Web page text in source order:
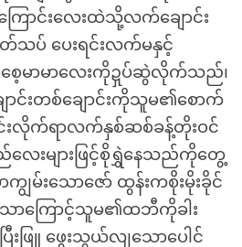
ာင်းလေးထဲသို့လက်ချောင်း
တ်သပ် ပေးရင်းလက်မနှင့်
ေ့မာမာလေးကိုဍှပ်ဆွဲလိုက်သည်၊
င်းတစ်ချောင်းကိုသူမ၏စောက်
က်ရာလက်နှစ်ဆစ်ခန့်တိုးဝင်
လေးများဖြင့်စိုရွှဲနေသည်ကိုတွေ့
းသောဇော် ထွန်းကစိုးမိုးခိုင်
ာကြောင့်သူမ၏ထဘီကိုခါး
ြူ ဖွေးသွယ်လျသောပေါင်